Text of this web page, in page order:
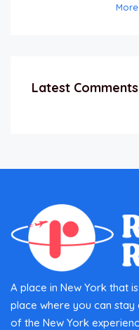
More
Latest Comments
A place in New York that
place where you can
of the New York